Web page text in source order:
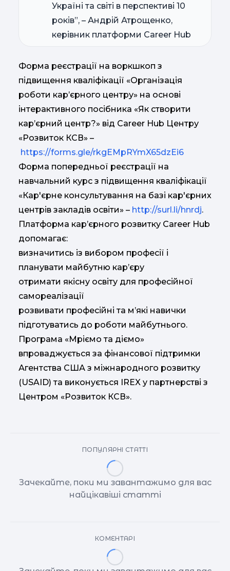
Україні та світі в перспективі 10
років”, – Андрій Атрощенко,
керівник платформи Career Hub
Форма реєстрації на воркшкоп з
підвищення кваліфікації «Організація
роботи кар’єрного центру» на основі
інтерактивного посібника «Як створити
кар’єрний центр?» від Career Hub Центру
«Розвиток КСВ» –
https://forms.gle/rkgEMpRYmX65dzEi6
Форма попередньої реєстрації на
навчальний курс з підвищення кваліфікації
«Кар'єрне консультування на базі кар'єрних
центрів закладів освіти» – http://surl.li/hnrdj.
Платформа кар’єрного розвитку Career Hub
допомагає:
визначитись із вибором професії і
планувати майбутню кар’єру
отримати якісну освіту для професійної
самореалізації
розвивати професійні та м’які навички
підготуватись до роботи майбутнього.
Програма «Мріємо та діємо»
впроваджується за фінансової підтримки
Агентства США з міжнародного розвитку
(USAID) та виконується IREX у партнерстві з
Центром «Розвиток КСВ».
ПОПУЛЯРНІ СТАТТІ
Зачекайте, поки ми завантажимо для вас
найцікавіші статті
КОМЕНТАРІ